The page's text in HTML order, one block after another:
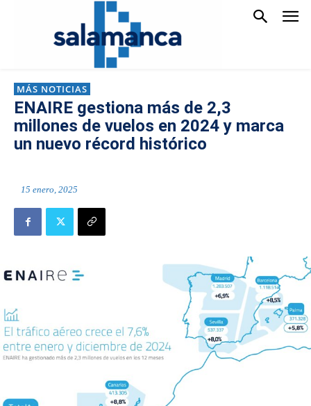
MÁS NOTICIAS
ENAIRE gestiona más de 2,3
millones de vuelos en 2024 y marca
un nuevo récord histórico
15 enero, 2025